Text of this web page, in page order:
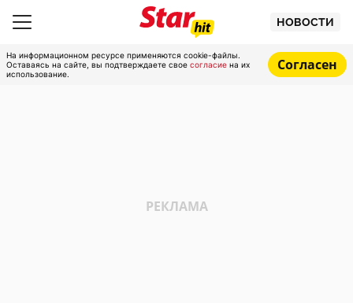
НОВОСТИ
На информационном ресурсе применяются cookie-файлы.
Оставаясь на сайте, вы подтверждаете свое согласие на их
использование.
Согласен